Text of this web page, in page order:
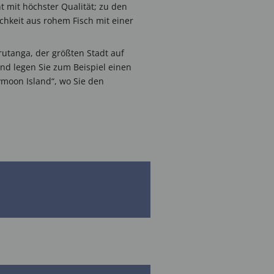
mit höchster Qualität; zu den
aus rohem Fisch mit einer
der größten Stadt auf
legen Sie zum Beispiel einen
Island“, wo Sie den